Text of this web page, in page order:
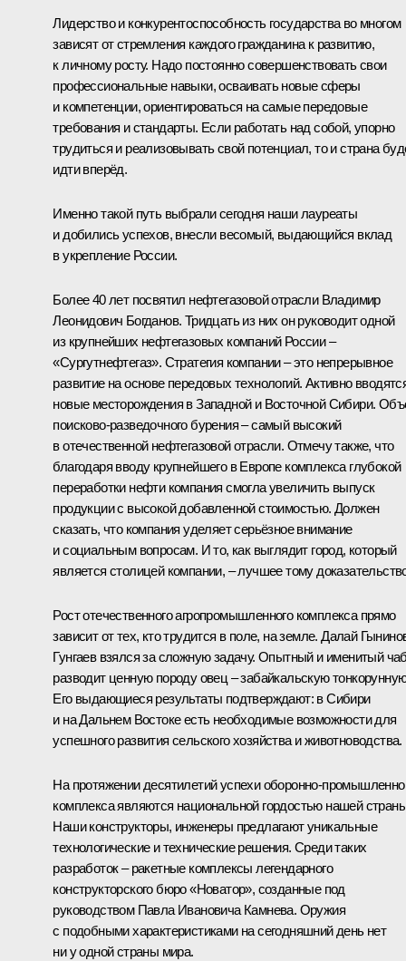
Лидерство и конкурентоспособность государства во многом
зависят от стремления каждого гражданина к развитию,
к личному росту. Надо постоянно совершенствовать свои
профессиональные навыки, осваивать новые сферы
и компетенции, ориентироваться на самые передовые
требования и стандарты. Если работать над собой, упорно
трудиться и реализовывать свой потенциал, то и страна
идти вперёд.
Именно такой путь выбрали сегодня наши лауреаты
и добились успехов, внесли весомый, выдающийся вклад
в укрепление России.
Более 40 лет посвятил нефтегазовой отрасли Владимир
Леонидович Богданов. Тридцать из них он руководит одной
из крупнейших нефтегазовых компаний России –
«Сургутнефтегаз». Стратегия компании – это непрерывное
развитие на основе передовых технологий. Активно
новые месторождения в Западной и Восточной Сибири.
поисково-разведочного бурения – самый высокий
в отечественной нефтегазовой отрасли. Отмечу также, что
благодаря вводу крупнейшего в Европе комплекса глубокой
переработки нефти компания смогла увеличить выпуск
продукции с высокой добавленной стоимостью. Должен
сказать, что компания уделяет серьёзное внимание
и социальным вопросам. И то, как выглядит город, который
является столицей компании, – лучшее тому
Рост отечественного агропромышленного комплекса прямо
зависит от тех, кто трудится в поле, на земле. Далай
Гунгаев взялся за сложную задачу. Опытный и именитый
разводит ценную породу овец – забайкальскую
Его выдающиеся результаты подтверждают: в Сибири
и на Дальнем Востоке есть необходимые возможности для
успешного развития сельского хозяйства и животноводства.
На протяжении десятилетий успехи оборонно-
комплекса являются национальной гордостью нашей
Наши конструкторы, инженеры предлагают уникальные
технологические и технические решения. Среди таких
разработок – ракетные комплексы легендарного
конструкторского бюро «Новатор», созданные под
руководством Павла Ивановича Камнева. Оружия
с подобными характеристиками на сегодняшний день нет
ни у одной страны мира.